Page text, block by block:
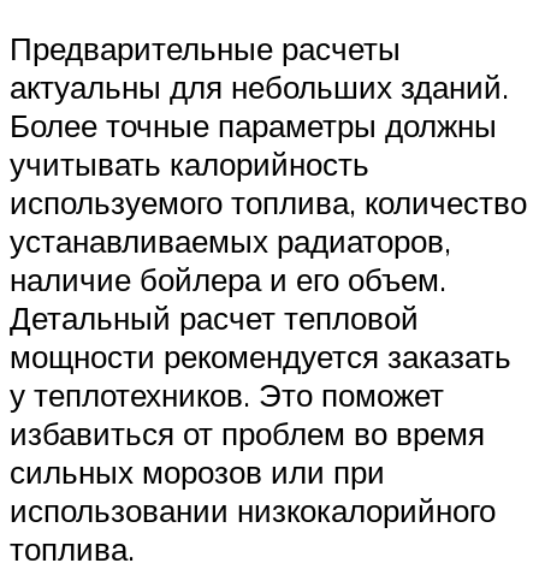
Предварительные расчеты
актуальны для небольших зданий.
Более точные параметры должны
учитывать калорийность
используемого топлива, количество
устанавливаемых радиаторов,
наличие бойлера и его объем.
Детальный расчет тепловой
мощности рекомендуется заказать
у теплотехников. Это поможет
избавиться от проблем во время
сильных морозов или при
использовании низкокалорийного
топлива.